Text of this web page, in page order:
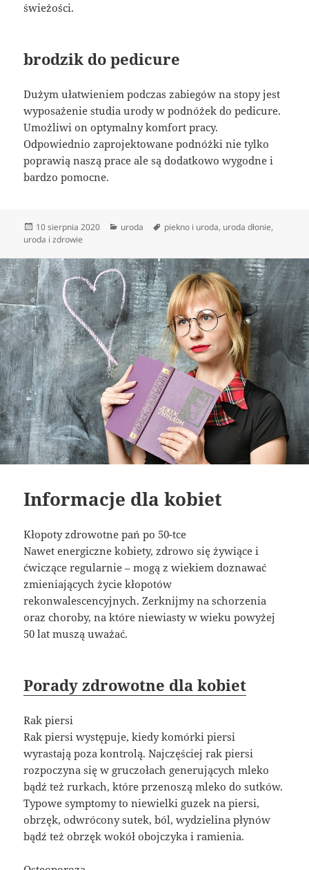
świeżości.
brodzik do pedicure
Dużym ułatwieniem podczas zabiegów na stopy jest
wyposażenie studia urody w podnóżek do pedicure.
Umożliwi on optymalny komfort pracy.
Odpowiednio zaprojektowane podnóżki nie tylko
poprawią naszą prace ale są dodatkowo wygodne i
bardzo pomocne.
Data
publikacji
10 sierpnia 2020 Kategorie
uroda Tagi
piekno i uroda, uroda dłonie,
uroda i zdrowie
Informacje dla kobiet
Kłopoty zdrowotne pań po 50-tce
Nawet energiczne kobiety, zdrowo się żywiące i
ćwiczące regularnie – mogą z wiekiem doznawać
zmieniających życie kłopotów
rekonwalescencyjnych. Zerknijmy na schorzenia
oraz choroby, na które niewiasty w wieku powyżej
50 lat muszą uważać.
Porady zdrowotne dla kobiet
Rak piersi
Rak piersi występuje, kiedy komórki piersi
wyrastają poza kontrolą. Najczęściej rak piersi
rozpoczyna się w gruczołach generujących mleko
bądź też rurkach, które przenoszą mleko do sutków.
Typowe symptomy to niewielki guzek na piersi,
obrzęk, odwrócony sutek, ból, wydzielina płynów
bądź też obrzęk wokół obojczyka i ramienia.